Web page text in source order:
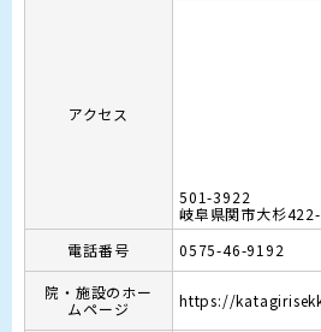
アクセス
501-3922
岐阜県関市大杉
電話番号
0575-46-9192
院・施設のホー
ムページ
https://